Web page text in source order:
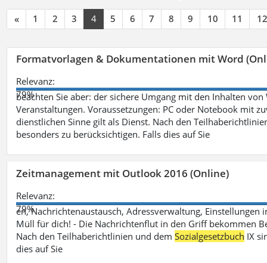
« 1 2 3 4 5 6 7 8 9 10 11 12
Formatvorlagen & Dokumentationen mit Word
Relevanz:
79%
beachten Sie aber: der sichere Umgang mit den Inhalten
Veranstaltungen. Voraussetzungen: PC oder Notebook mit
dienstlichen Sinne gilt als Dienst. Nach den
besonders zu berücksichtigen. Falls dies auf Sie
Zeitmanagement mit Outlook 2016 (Online)
Relevanz:
79%
en, Nachrichtenaustausch, Adressverwaltung,
Müll für dich! - Die Nachrichtenflut in den Griff bekommen
Nach den Teilhaberichtlinien und demSozialgesetzbuch IX
dies auf Sie